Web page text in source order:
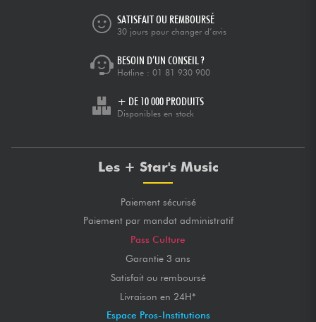
Voir nos marques
SATISFAIT OU REMBOURSÉ
30 jours pour changer d’avis
BESOIN D’UN CONSEIL ?
Hotline : 01 81 930 900
+ DE 10 000 PRODUITS
Disponibles en stock
Les + Star's Music
Paiement sécurisé
Paiement par mandat administratif
Pass Culture
Garantie 3 ans
Satisfait ou remboursé
Livraison en 24H*
Espace Pros-Institutions